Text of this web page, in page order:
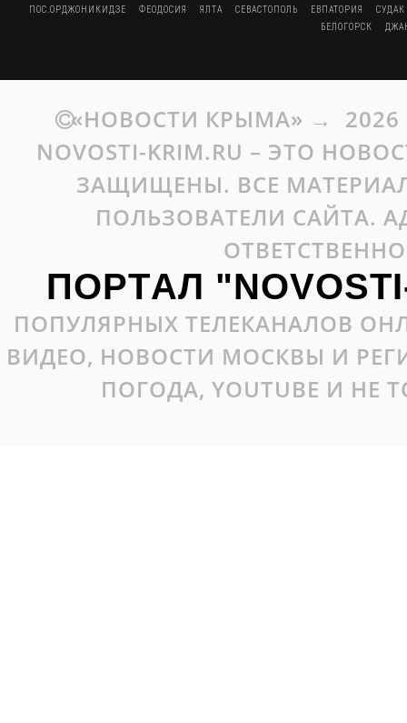
ПОС.ОРДЖОНИКИДЗЕ
ФЕОДОСИЯ ЯЛТА СЕВАСТОПОЛЬ ЕВПАТОРИЯ
СУДАК
БЕЛОГОРСК
«НОВОСТИ КРЫМА» → 2026
NOVOSTI-KRIM.RU – ЭТО
ЗАЩИЩЕНЫ. ВСЕ
ПОЛЬЗОВАТЕЛИ САЙТА.
ПОРТАЛ
ПОПУЛЯРНЫХ ТЕЛЕКАНАЛОВ
ВИДЕО, НОВОСТИ МОСКВЫ И
ПОГОДА, YOUTUBE И